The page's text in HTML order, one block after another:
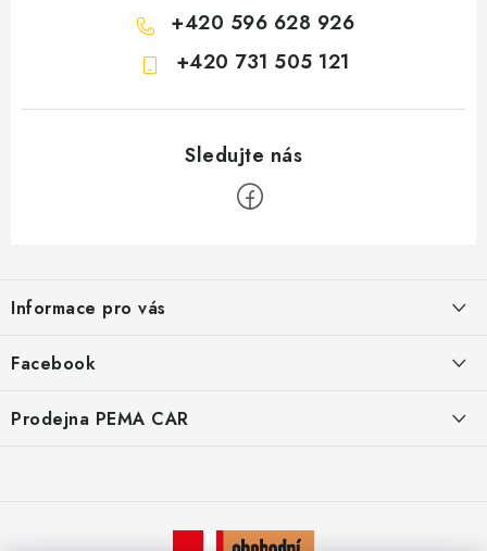
+420 596 628 926
+420 731 505 121
p
a
Informace pro vás
Značky
Facebook
Prodejna PEMA CAR